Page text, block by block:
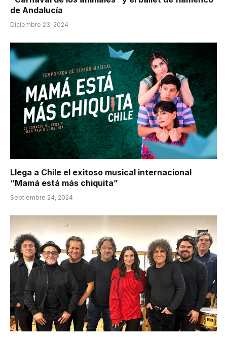
de Andalucía
Diciembre 23, 2024
Llega a Chile el exitoso musical internacional
“Mamá está más chiquita”
Septiembre 24, 2024